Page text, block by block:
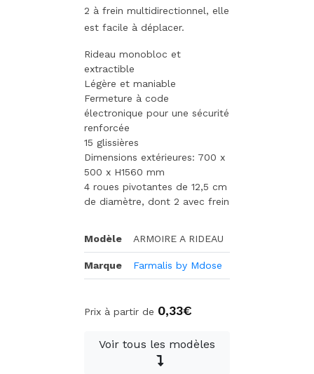
2 à frein multidirectionnel, elle
est facile à déplacer.
Rideau monobloc et
extractible
Légère et maniable
Fermeture à code
électronique pour une sécurité
renforcée
15 glissières
Dimensions extérieures: 700 x
500 x H1560 mm
4 roues pivotantes de 12,5 cm
de diamètre, dont 2 avec frein
Modèle ARMOIRE A RIDEAU
Marque Farmalis by Mdose
Prix à partir de 0,33€
Voir tous les modèles